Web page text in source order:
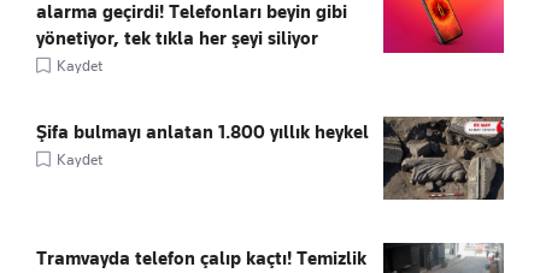
alarma geçirdi! Telefonları beyin gibi
yönetiyor, tek tıkla her şeyi siliyor
Kaydet
Şifa bulmayı anlatan 1.800 yıllık heykel
Kaydet
Tramvayda telefon çalıp kaçtı! Temizlik